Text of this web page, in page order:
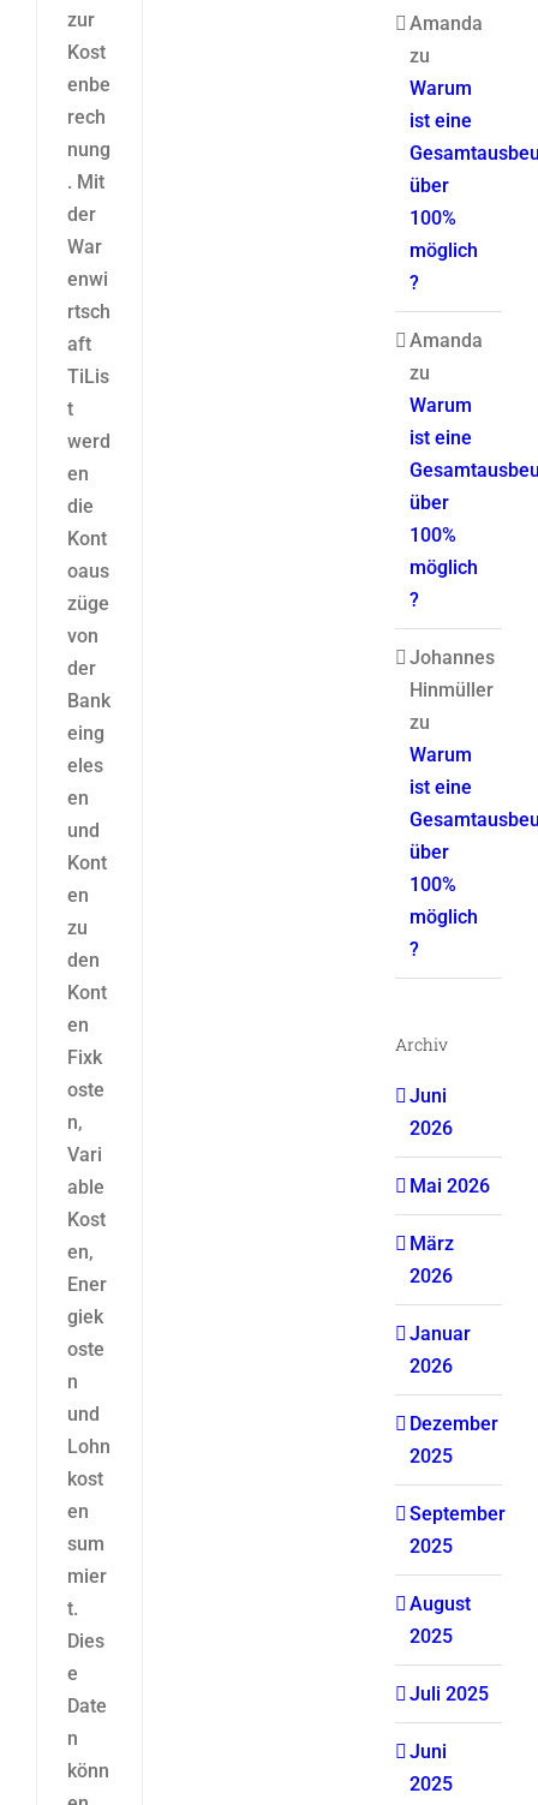
zur
Kost
enbe
rech
nung
. Mit
der
War
enwi
rtsch
aft
TiLis
t
werd
en
die
Kont
oaus
züge
von
der
Bank
eing
eles
en
und
Kont
en
zu
den
Kont
en
Fixk
oste
n,
Vari
able
Kost
en,
Ener
giek
oste
n
und
Lohn
kost
en
sum
mier
t.
Dies
e
Date
n
könn
Amanda
zu
Warum
ist eine
über
100%
möglich
?
Amanda
zu
Warum
ist eine
über
100%
möglich
?
Johannes
Hinmüller
zu
Warum
ist eine
über
100%
möglich
?
Archiv
Juni
2026
Mai 2026
März
2026
Januar
2026
Dezember
2025
September
2025
August
2025
Juli 2025
Juni
2025